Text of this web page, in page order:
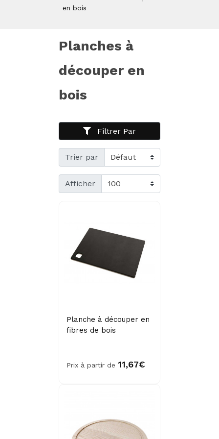
en bois
Planches à
découper en
bois
Filtrer Par
Trier par
Afficher
Planche à découper en
fibres de bois
Prix à partir de 11,67€